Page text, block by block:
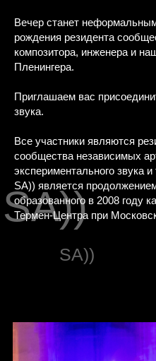
Вечер станет
рождения резидента
композитора, инженера и
Пленингера.
Приглашаем вас
звука.
Все участники являются
сообщества независимых
экспериментального звука
SA)) является
образованного в 2008 году
Термен-Центра при
SA))
SA))